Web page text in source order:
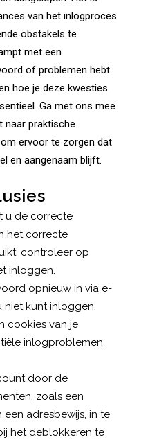
van het inlogproces
obstakels te
met een
of problemen hebt
hoe je deze kwesties
Ga met ons mee
naar praktische
ervoor te zorgen dat
en aangenaam blijft.
u de correcte
het correcte
controleer op
inloggen.
opnieuw in via e-
niet kunt inloggen.
cookies van je
inlogproblemen
door de
zoals een
een adresbewijs, in te
het deblokkeren te